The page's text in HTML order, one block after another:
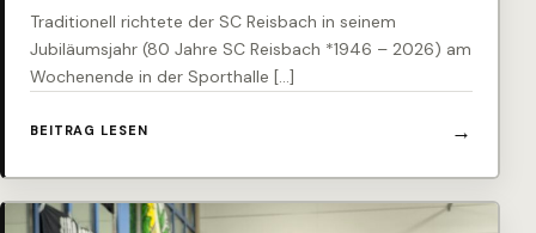
Traditionell richtete der SC Reisbach in seinem
Jubiläumsjahr (80 Jahre SC Reisbach *1946 – 2026) am
Wochenende in der Sporthalle […]
BEITRAG LESEN